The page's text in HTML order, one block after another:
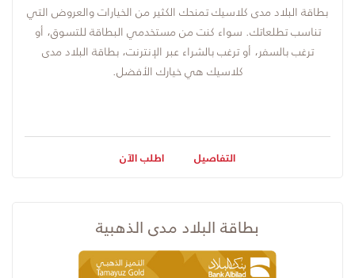
بطاقة البلاد مدى كلاسيك تمنحك الكثير من الخيارات والعروض التي
تناسب تطلعاتك. سواء كنت من مستخدمي البطاقة للتسوق، أو
ترغب بالسفر، أو ترغب بالشراء عبر الإنترنت، بطاقة البلاد مدى
كلاسيك هي خيارك الأفضل.
التفاصيل اطلب الآن
بطاقة البلاد مدى الذهبية